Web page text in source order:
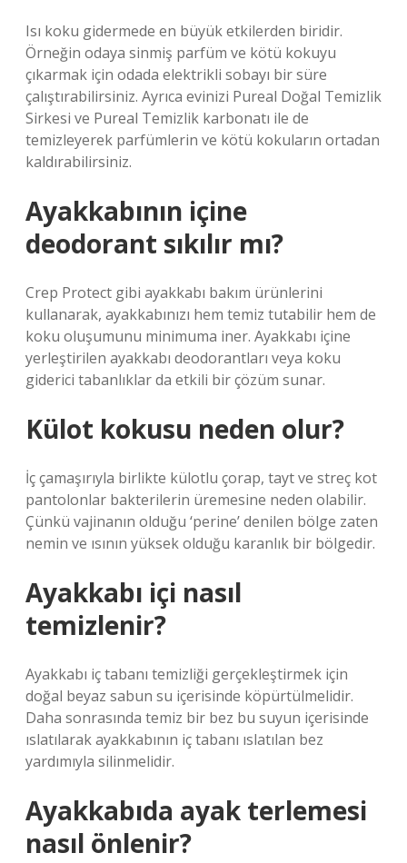
Isı koku gidermede en büyük etkilerden biridir.
Örneğin odaya sinmiş parfüm ve kötü kokuyu
çıkarmak için odada elektrikli sobayı bir süre
çalıştırabilirsiniz. Ayrıca evinizi Pureal Doğal Temizlik
Sirkesi ve Pureal Temizlik karbonatı ile de
temizleyerek parfümlerin ve kötü kokuların ortadan
kaldırabilirsiniz.
Ayakkabının içine
deodorant sıkılır mı?
Crep Protect gibi ayakkabı bakım ürünlerini
kullanarak, ayakkabınızı hem temiz tutabilir hem de
koku oluşumunu minimuma iner. Ayakkabı içine
yerleştirilen ayakkabı deodorantları veya koku
giderici tabanlıklar da etkili bir çözüm sunar.
Külot kokusu neden olur?
İç çamaşırıyla birlikte külotlu çorap, tayt ve streç kot
pantolonlar bakterilerin üremesine neden olabilir.
Çünkü vajinanın olduğu ‘perine’ denilen bölge zaten
nemin ve ısının yüksek olduğu karanlık bir bölgedir.
Ayakkabı içi nasıl
temizlenir?
Ayakkabı iç tabanı temizliği gerçekleştirmek için
doğal beyaz sabun su içerisinde köpürtülmelidir.
Daha sonrasında temiz bir bez bu suyun içerisinde
ıslatılarak ayakkabının iç tabanı ıslatılan bez
yardımıyla silinmelidir.
Ayakkabıda ayak terlemesi
nasıl önlenir?